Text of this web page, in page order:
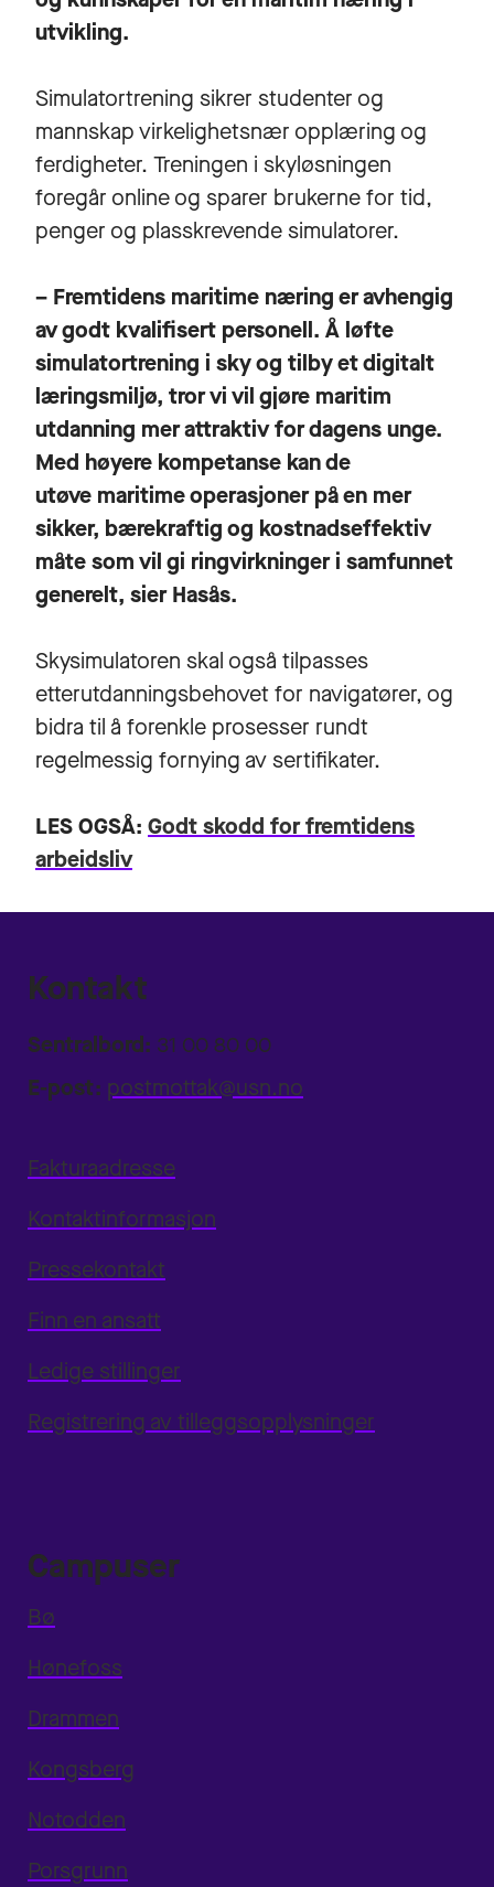
utvikling.
Simulatortrening sikrer studenter og
mannskap virkelighetsnær opplæring og
ferdigheter. Treningen i skyløsningen
foregår online og sparer brukerne for tid,
penger og plasskrevende simulatorer.
– Fremtidens maritime næring er avhengig
av godt kvalifisert personell. Å løfte
simulatortrening i sky og tilby et digitalt
læringsmiljø, tror vi vil gjøre maritim
utdanning mer attraktiv for dagens unge.
Med høyere kompetanse kan de
utøve maritime operasjoner på en mer
sikker, bærekraftig og kostnadseffektiv
måte som vil gi ringvirkninger i samfunnet
generelt, sier Hasås.
Skysimulatoren skal også tilpasses
etterutdanningsbehovet for navigatører, og
bidra til å forenkle prosesser rundt
regelmessig fornying av sertifikater.
LES OGSÅ: Godt skodd for fremtidens
arbeidsliv
Kontakt
Sentralbord: 31 00 80 00
E-post: postmottak@usn.no
Fakturaadresse
Kontaktinformasjon
Pressekontakt
Finn en ansatt
Ledige stillinger
Registrering av tilleggsopplysninger
Campuser
Bø
Hønefoss
Drammen
Kongsberg
Notodden
Porsgrunn